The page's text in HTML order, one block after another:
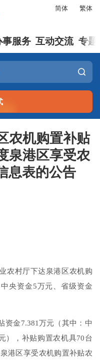
简体 繁体
事服务 互动交流 专题
农机购置补贴
泉港区享受农
息表的公告
农村厅下达泉港区农机购
央资金5万元、省级资金
资金7.381万元（其中：中
），补贴购置农机具70台
泉港区享受农机购置补贴农